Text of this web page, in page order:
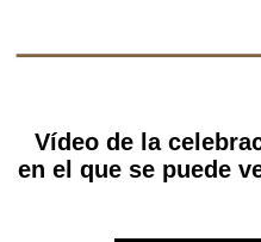
Vídeo de la
en el que se puede